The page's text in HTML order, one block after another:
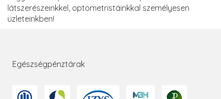
látszerészeinkkel, optometristáinkkal személyesen
üzleteinkben!
Egészségpénztárak